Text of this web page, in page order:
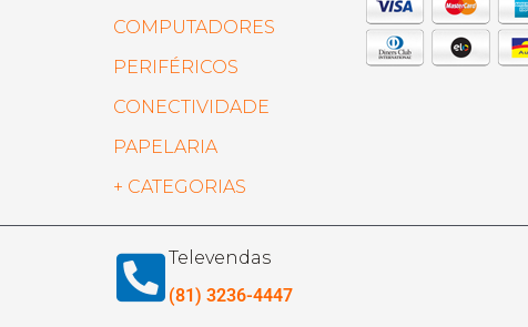
COMPUTADORES
PERIFÉRICOS
CONECTIVIDADE
PAPELARIA
+ CATEGORIAS
Televendas
(81) 3236-4447